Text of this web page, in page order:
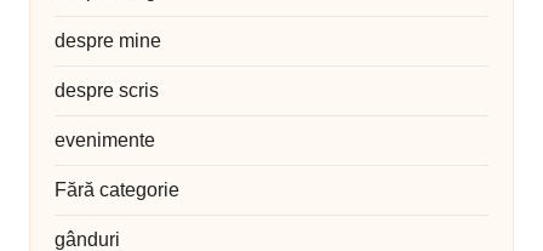
despre mine
despre scris
evenimente
Fără categorie
gânduri